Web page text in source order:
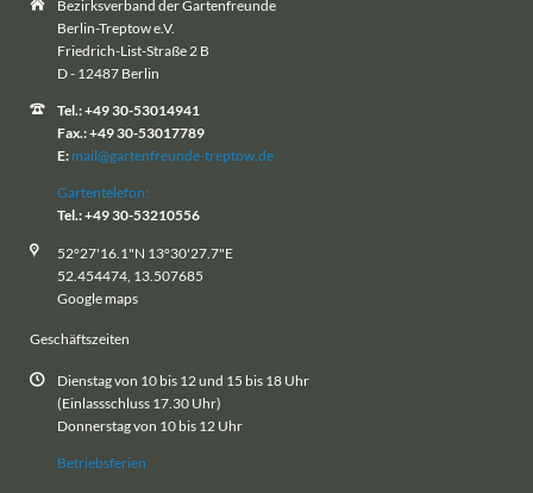
Bezirksverband der Gartenfreunde
Berlin-Treptow e.V.
Friedrich-List-Straße 2 B
D - 12487 Berlin
Tel.: +49 30-53014941
Fax.: +49 30-53017789
E: mail@gartenfreunde-treptow.de
Gartentelefon:
Tel.: +49 30-53210556
52°27'16.1"N 13°30'27.7"E
52.454474, 13.507685
Google maps
Geschäftszeiten
Dienstag von 10 bis 12 und 15 bis 18 Uhr
(Einlassschluss 17.30 Uhr)
Donnerstag von 10 bis 12 Uhr
Betriebsferien